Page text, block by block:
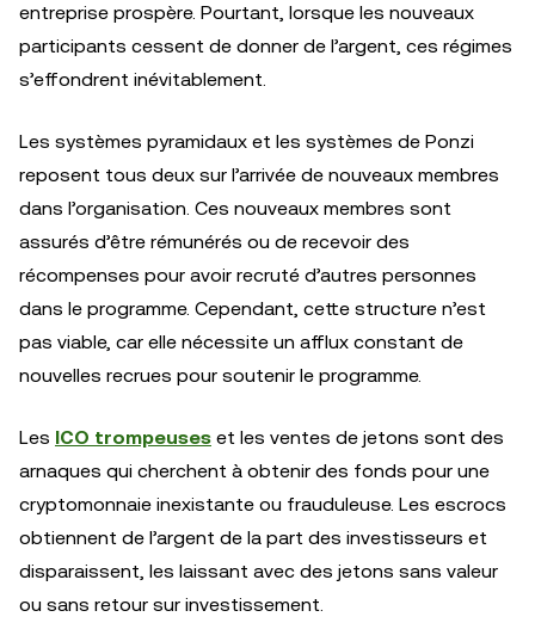
entreprise prospère. Pourtant, lorsque les nouveaux
participants cessent de donner de l’argent, ces régimes
s’effondrent inévitablement.
Les systèmes pyramidaux et les systèmes de Ponzi
reposent tous deux sur l’arrivée de nouveaux membres
dans l’organisation. Ces nouveaux membres sont
assurés d’être rémunérés ou de recevoir des
récompenses pour avoir recruté d’autres personnes
dans le programme. Cependant, cette structure n’est
pas viable, car elle nécessite un afflux constant de
nouvelles recrues pour soutenir le programme.
Les ICO trompeuses et les ventes de jetons sont des
arnaques qui cherchent à obtenir des fonds pour une
cryptomonnaie inexistante ou frauduleuse. Les escrocs
obtiennent de l’argent de la part des investisseurs et
disparaissent, les laissant avec des jetons sans valeur
ou sans retour sur investissement.